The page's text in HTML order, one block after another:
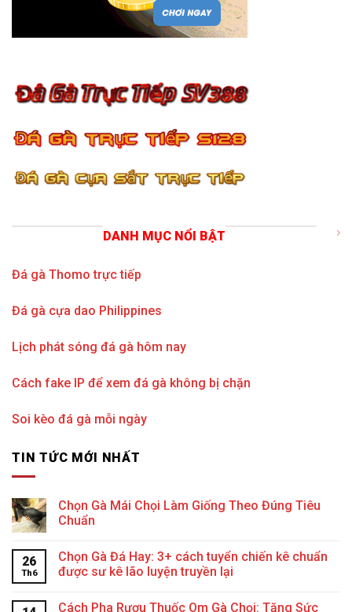
DANH MỤC NỔI BẬT
Đá gà Thomo trực tiếp
Đá gà cựa dao Philippines
Lịch phát sóng đá gà hôm nay
Cách fake IP để xem đá gà không bị chặn
Soi kèo đá gà mỗi ngày
TIN TỨC MỚI NHẤT
Chọn Gà Mái Chọi Làm Giống Theo Đúng Tiêu
Chuẩn
26
Th6
Chọn Gà Đá Hay: 3+ cách tuyển chiến kê chuẩn
được sư kê lão luyện truyền lại
Cách Pha Rượu Thuốc Om Gà Chọi: Tăng Sức